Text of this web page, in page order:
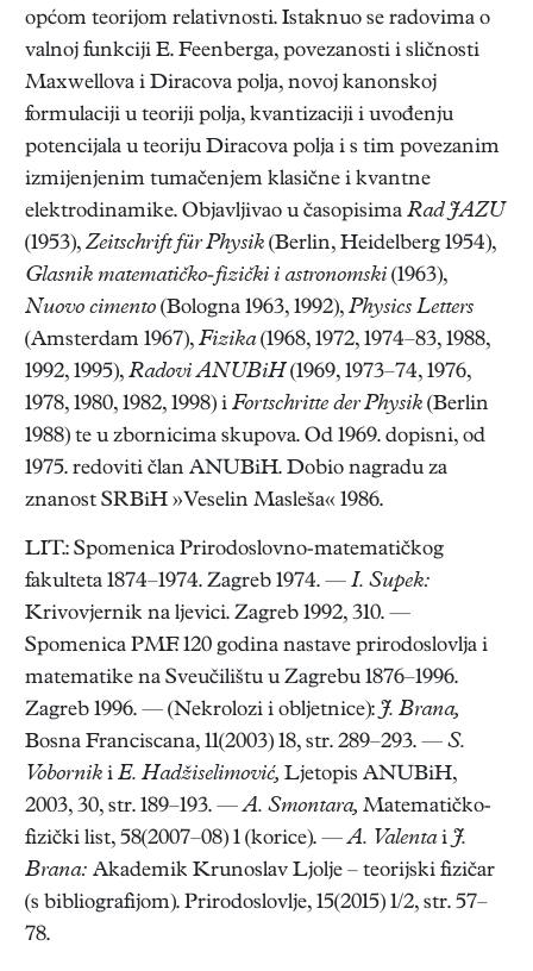
općom teorijom relativnosti. Istaknuo se radovima o
valnoj funkciji E. Feenberga, povezanosti i sličnosti
Maxwellova i Diracova polja, novoj kanonskoj
formulaciji u teoriji polja, kvantizaciji i uvođenju
potencijala u teoriju Diracova polja i s tim povezanim
izmijenjenim tumačenjem klasične i kvantne
elektrodinamike. Objavljivao u časopisima Rad JAZU
(1953), Zeitschrift für Physik (Berlin, Heidelberg 1954),
Glasnik matematičko-fizički i astronomski (1963),
Nuovo cimento (Bologna 1963, 1992), Physics Letters
(Amsterdam 1967), Fizika(1968, 1972, 1974–83, 1988,
1992, 1995), Radovi ANUBiH (1969, 1973–74, 1976,
1978, 1980, 1982, 1998) i Fortschritte der Physik (Berlin
1988) te u zbornicima skupova. Od 1969. dopisni, od
1975. redoviti član ANUBiH. Dobio nagradu za
znanost SRBiH »Veselin Masleša« 1986.
LIT.: Spomenica Prirodoslovno-matematičkog
fakulteta 1874–1974. Zagreb 1974. — I. Supek:
Krivovjernik na ljevici. Zagreb 1992, 310. —
Spomenica PMF. 120 godina nastave prirodoslovlja i
matematike na Sveučilištu u Zagrebu 1876–1996.
Zagreb 1996. — (Nekrolozi i obljetnice): J. Brana,
Bosna Franciscana, 11(2003) 18, str. 289–293. — S.
Vobornik i E. Hadžiselimović, Ljetopis ANUBiH,
2003, 30, str. 189–193. —A. Smontara, Matematičko-
fizički list, 58(2007–08) 1 (korice). —A. Valentai J.
Brana: Akademik Krunoslav Ljolje – teorijski fizičar
(s bibliografijom). Prirodoslovlje, 15(2015) 1/2, str. 57–
78.